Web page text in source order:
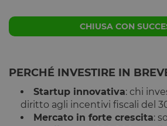
CHIUSA CON
PERCHÉ INVESTIRE IN
Startup innovativa: chi
diritto agli incentivi fiscali del
Mercato in forte crescita: